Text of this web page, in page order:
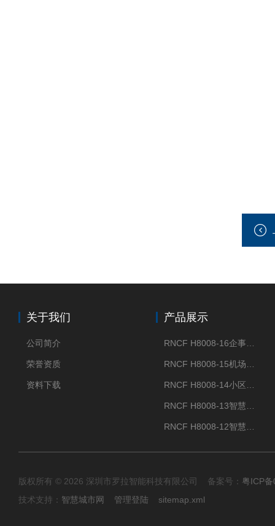
关于我们
公司简介
荣誉资质
资料下载
产品展示
版权所有 © 2026 深圳市罗拉智能科技有限公司 备案号： 粤ICP
技术支持： 智慧城市网 管理登陆 sitemap.xml